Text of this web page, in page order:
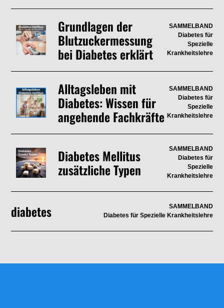
Grundlagen der
Blutzuckermessung
bei Diabetes erklärt
SAMMELBAND
Diabetes für
Spezielle
Krankheitslehre
Alltagsleben mit
Diabetes: Wissen für
angehende Fachkräfte
SAMMELBAND
Diabetes für
Spezielle
Krankheitslehre
Diabetes Mellitus
zusätzliche Typen
SAMMELBAND
Diabetes für
Spezielle
Krankheitslehre
diabetes
SAMMELBAND
Diabetes für Spezielle Krankheitslehre